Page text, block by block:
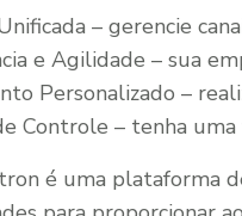
– gerencie
e Agilidade – sua
Personalizado –
Controle – tenha uma
é uma plataforma